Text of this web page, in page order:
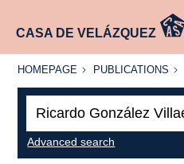
CASA DE VELÁZQUEZ
HOMEPAGE
HOMEPAGE PUBLICATIONS
PUBLICATIONS
Advanced search